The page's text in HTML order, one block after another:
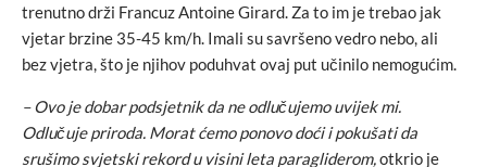
trenutno drži Francuz Antoine Girard. Za to im je trebao jak
vjetar brzine 35-45 km/h. Imali su savršeno vedro nebo, ali
bez vjetra, što je njihov poduhvat ovaj put učinilo nemogućim.
– Ovo je dobar podsjetnik da ne odlučujemo uvijek mi.
Odlučuje priroda. Morat ćemo ponovo doći i pokušati da
srušimo svjetski rekord u visini leta paragliderom,otkrio je